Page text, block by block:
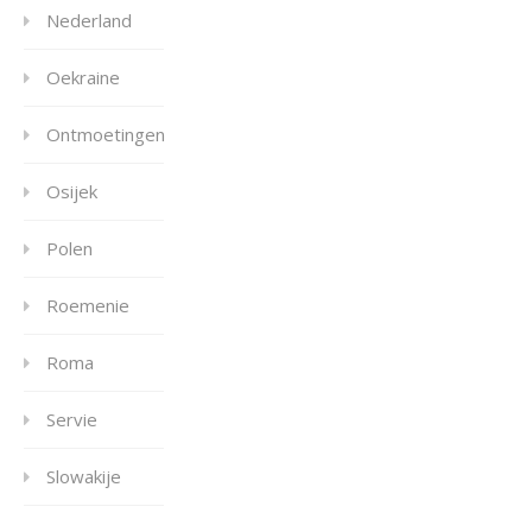
Nederland
Oekraine
Ontmoetingen
Osijek
Polen
Roemenie
Roma
Servie
Slowakije